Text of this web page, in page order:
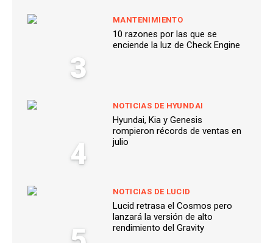
3
MANTENIMIENTO
10 razones por las que se
enciende la luz de Check Engine
4
NOTICIAS DE HYUNDAI
Hyundai, Kia y Genesis
rompieron récords de ventas en
julio
NOTICIAS DE LUCID
Lucid retrasa el Cosmos pero
lanzará la versión de alto
rendimiento del Gravity